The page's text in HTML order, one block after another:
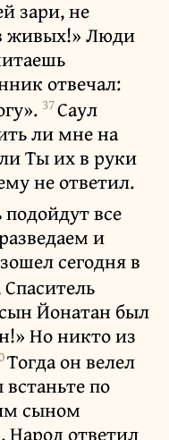
зари, не
живых!» Люди
отвечал:
37Саул
ли мне на
Ты их в руки
не ответил.
все
и
сегодня в
Йонатан был
Но никто из
Тогда он велел
по
сыном
Народ ответил